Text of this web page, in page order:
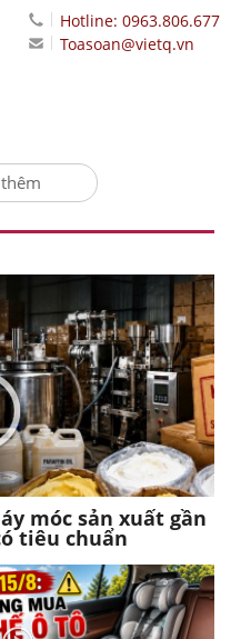
Hotline: 0963.806.677
Toasoan@vietq.vn
móc sản xuất gần
tiêu chuẩn